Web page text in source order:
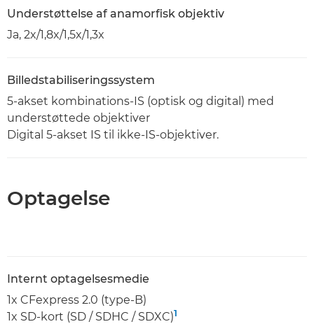
Understøttelse af anamorfisk objektiv
Ja, 2x/1,8x/1,5x/1,3x
Billedstabiliseringssystem
5-akset kombinations-IS (optisk og digital) med
understøttede objektiver
Digital 5-akset IS til ikke-IS-objektiver.
Optagelse
Internt optagelsesmedie
1x CFexpress 2.0 (type-B)
1x SD-kort (SD / SDHC / SDXC)1